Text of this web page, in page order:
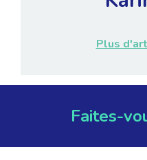
Plus
Faites-